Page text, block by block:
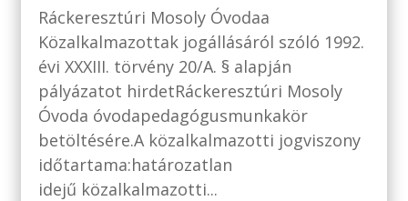
Ráckeresztúri Mosoly Óvodaa
Közalkalmazottak jogállásáról szóló 1992.
évi XXXIII. törvény 20/A. § alapján
pályázatot hirdetRáckeresztúri Mosoly
Óvoda óvodapedagógusmunkakör
betöltésére.A közalkalmazotti jogviszony
időtartama:határozatlan
idejű közalkalmazotti...